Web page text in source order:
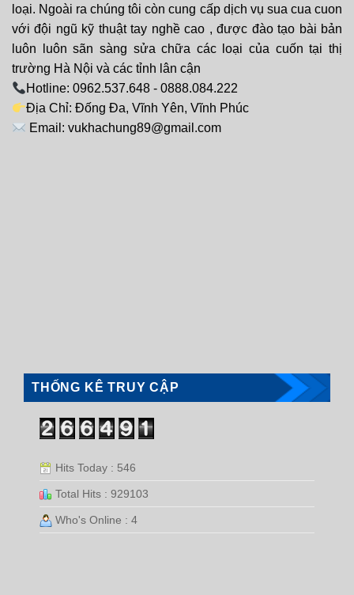
loại. Ngoài ra chúng tôi còn cung cấp dịch vụ sua cua cuon
với đội ngũ kỹ thuật tay nghề cao , được đào tạo bài bản
luôn luôn sãn sàng sửa chữa các loại của cuốn tại thị
trường Hà Nội và các tỉnh lân cận
Hotline: 0962.537.648 - 0888.084.222
Địa Chỉ: Đống Đa, Vĩnh Yên, Vĩnh Phúc
Email: vukhachung89@gmail.com
THỐNG KÊ TRUY CẬP
Hits Today : 546
Total Hits : 929103
Who's Online : 4